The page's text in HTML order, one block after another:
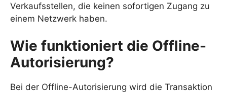
Verkaufsstellen, die keinen sofortigen Zugang zu
einem Netzwerk haben.
Wie funktioniert die Offline-
Autorisierung?
Bei der Offline-Autorisierung wird die Transaktion